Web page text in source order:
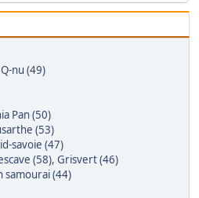
Q-nu (49)
Pan (50)
(53)
savoie (47)
(58), Grisvert (46)
samourai (44)